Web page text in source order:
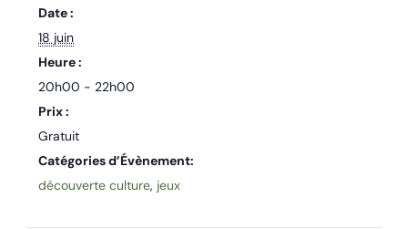
Date :
18 juin
Heure :
20h00 - 22h00
Prix :
Gratuit
Catégories d’Évènement:
découverte culture, jeux